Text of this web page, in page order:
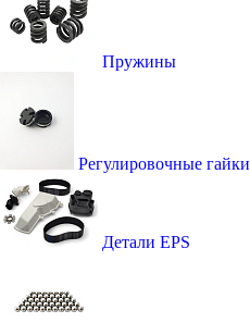
Пружины
Регулировочные гайки
Детали EPS